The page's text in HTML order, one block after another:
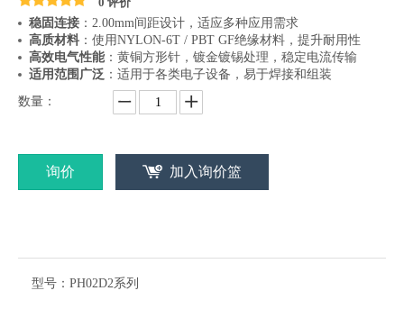
稳固连接 ：2.00mm间距设计，适应多种应用需求
高质材料 ：使用NYLON-6T / PBT GF绝缘材料，提升耐用性
高效电气性能：黄铜方形针，镀金镀锡处理，稳定电流传输
适用范围广泛 ：适用于各类电子设备，易于焊接和组装
数量：
询价 加入询价篮
型号： PH02D2系列